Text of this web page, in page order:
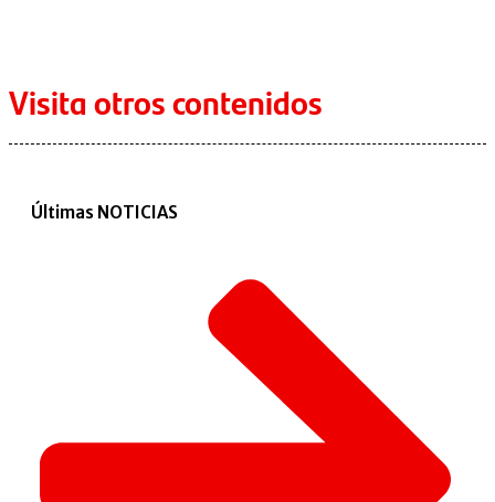
Visita otros contenidos
Últimas NOTICIAS